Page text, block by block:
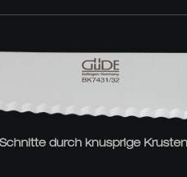
durch knusprige